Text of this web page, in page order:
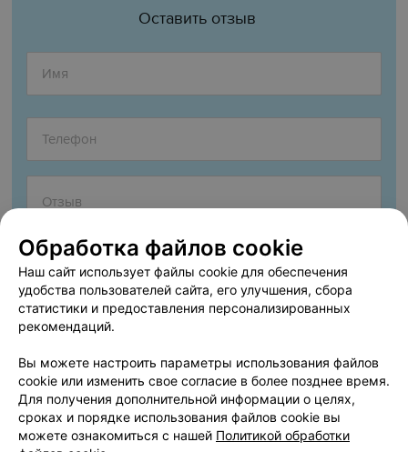
Оставить отзыв
Согласен опубликовать отзыв. Подробнее об
прав
Добавить отзыв
Обработка файлов cookie
Наш сайт использует файлы cookie для обеспечения
удобства пользователей сайта, его улучшения, сбора
статистики и предоставления персонализированных
рекомендаций.
Вы можете настроить параметры использования файлов
cookie или изменить свое согласие в более позднее время.
Для получения дополнительной информации о целях,
сроках и порядке использования файлов cookie вы
можете ознакомиться с нашей Политикой обработки